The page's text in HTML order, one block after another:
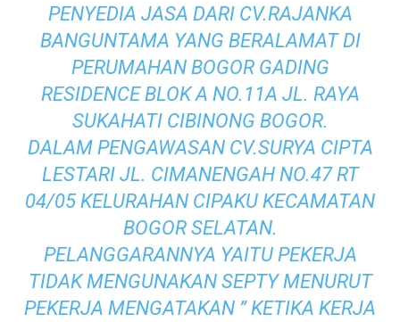
PENYEDIA JASA DARI CV.RAJANKA
BANGUNTAMA YANG BERALAMAT DI
PERUMAHAN BOGOR GADING
RESIDENCE BLOK A NO.11A JL. RAYA
SUKAHATI CIBINONG BOGOR.
DALAM PENGAWASAN CV.SURYA CIPTA
LESTARI JL. CIMANENGAH NO.47 RT
04/05 KELURAHAN CIPAKU KECAMATAN
BOGOR SELATAN.
PELANGGARANNYA YAITU PEKERJA
TIDAK MENGUNAKAN SEPTY MENURUT
PEKERJA MENGATAKAN ” KETIKA KERJA